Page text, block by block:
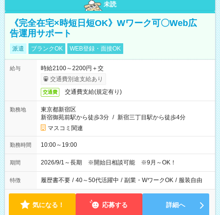
未読
《完全在宅×時短日短OK》Wワーク可〇Web広
告運用サポート
派遣 ブランクOK WEB登録・面接OK
給与
時給2100～2200円＋交
交通費別途支給あり
交通費 交通費支給(規定有り)
勤務地
東京都新宿区
新宿御苑前駅から徒歩3分 / 新宿三丁目駅から徒歩4分
マスコミ関連
勤務時間 10:00～19:00
期間 2026/9/1～長期 ※開始日相談可能 ※9月～OK！
特徴 履歴書不要 / 40～50代活躍中 / 副業・WワークOK / 服装自由
気になる！ 応募する 詳細へ